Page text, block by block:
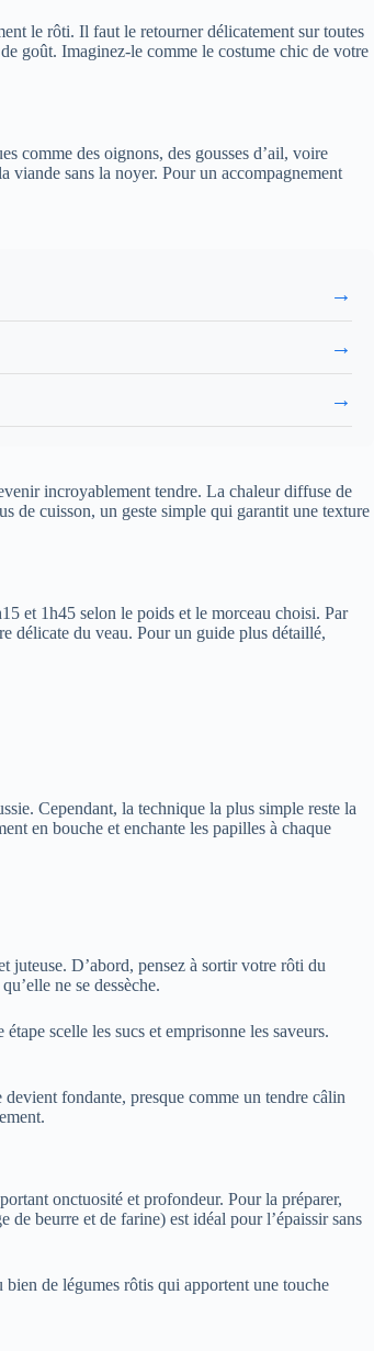
le rôti. Il faut le retourner délicatement sur toutes
goût. Imaginez-le comme le costume chic de votre
comme des oignons, des gousses d’ail, voire
viande sans la noyer. Pour un accompagnement
→
→
→
incroyablement tendre. La chaleur diffuse de
de cuisson, un geste simple qui garantit une texture
et 1h45 selon le poids et le morceau choisi. Par
délicate du veau. Pour un guide plus détaillé,
Cependant, la technique la plus simple reste la
en bouche et enchante les papilles à chaque
juteuse. D’abord, pensez à sortir votre rôti du
ne se dessèche.
scelle les sucs et emprisonne les saveurs.
fondante, presque comme un tendre câlin
onctuosité et profondeur. Pour la préparer,
de beurre et de farine) est idéal pour l’épaissir sans
bien de légumes rôtis qui apportent une touche